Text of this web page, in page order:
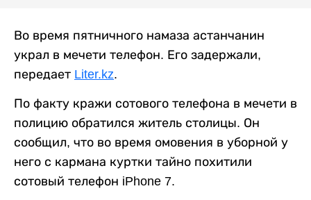
Во время пятничного намаза астанчанин
украл в мечети телефон. Его задержали,
передает Liter.kz.
По факту кражи сотового телефона в мечети в
полицию обратился житель столицы. Он
сообщил, что во время омовения в уборной у
него с кармана куртки тайно похитили
сотовый телефон iPhone 7.